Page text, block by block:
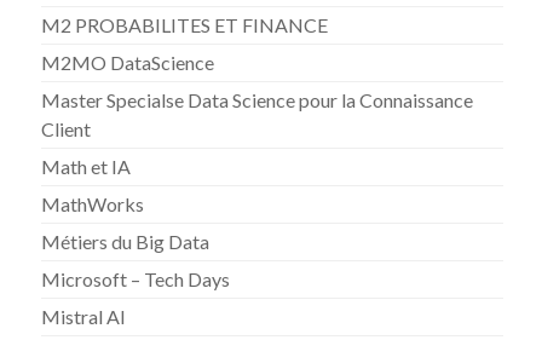
M2 PROBABILITES ET FINANCE
M2MO DataScience
Master Specialse Data Science pour la Connaissance
Client
Math et IA
MathWorks
Métiers du Big Data
Microsoft – Tech Days
Mistral AI